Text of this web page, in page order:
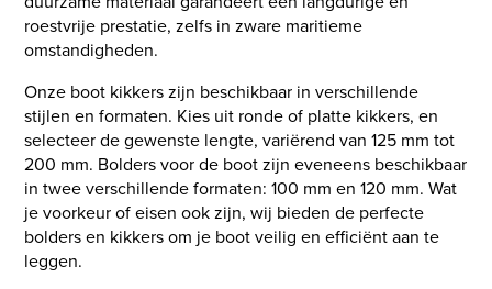
roestvrije prestatie, zelfs in zware maritieme
omstandigheden.
Onze boot kikkers zijn beschikbaar in verschillende
stijlen en formaten. Kies uit ronde of platte kikkers, en
selecteer de gewenste lengte, variërend van 125 mm tot
200 mm. Bolders voor de boot zijn eveneens beschikbaar
in twee verschillende formaten: 100 mm en 120 mm. Wat
je voorkeur of eisen ook zijn, wij bieden de perfecte
bolders en kikkers om je boot veilig en efficiënt aan te
leggen.